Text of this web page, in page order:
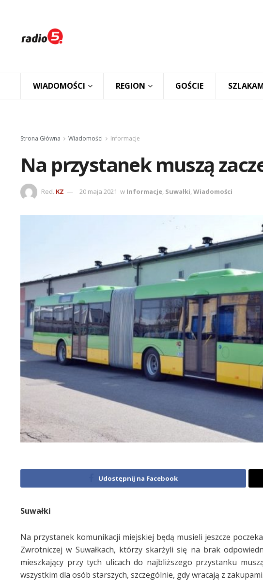
WIADOMOŚCI REGION GOŚCIE
Strona Główna Wiadomości Informacje
Na przystanek muszą
Red. KZ 20 maja 2021 w Informacje, Suwałki,Wiadomości
Udostępnij na Facebook
Suwałki
Na przystanek komunikacji miejskiej będą musieli jeszcze
Zwrotniczej w Suwałkach, którzy skarżyli się na brak
mieszkający przy tych ulicach do najbliższego przystanku
wszystkim dla osób starszych, szczególnie, gdy wracają z zakupami.